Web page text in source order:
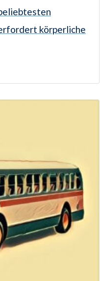
körperliche